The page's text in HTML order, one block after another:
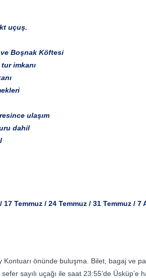
uçuş.
Boşnak Köftesi
imkanı
ulaşım
dahil
Temmuz / 24 Temmuz / 31 Temmuz / 7
Kontuarı önünde buluşma. Bilet, bagaj ve
sayılı uçağı ile saat 23:55’de Üsküp’e